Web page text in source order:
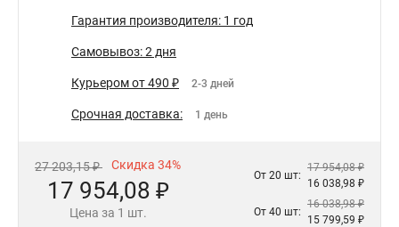
Гарантия производителя: 1 год
Самовывоз: 2 дня
Курьером от 490 ₽ 2-3 дней
Срочная доставка: 1 день
27 203,15 ₽ Скидка 34%
17 954,08 ₽
Цена за 1 шт.
От 20 шт:
17 954,08 ₽
16 038,98 ₽
От 40 шт:
16 038,98 ₽
15 799,59 ₽